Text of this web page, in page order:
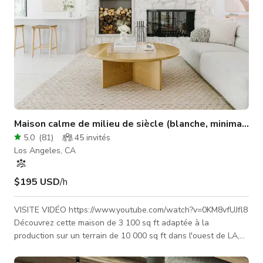
Maison calme de milieu de siècle (blanche,
5.0 (81) 45 invités
Los Angeles, CA
$195 USD/h
VISITE VIDÉO https://www.youtube.com/watch?v=0KM8vfUJfl8
Découvrez cette maison de 3 100 sq ft adaptée à la
production sur un terrain de 10 000 sq ft dans l'ouest de LA,